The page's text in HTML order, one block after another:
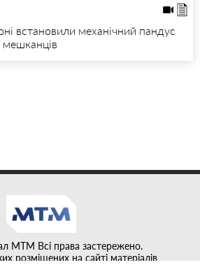
встановили механічний пандус
MTM Всі права застережено.
розміщених на сайті матеріалів